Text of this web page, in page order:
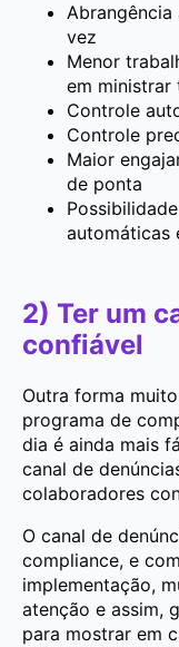
vez
Menor
em ministrar
Controle
Controle
Maior
de ponta
automáticas
2) Ter um
confiável
Outra forma
programa de
dia é ainda mais
canal de
colaboradores
O canal de
compliance, e
implementação,
atenção e assim,
para mostrar em